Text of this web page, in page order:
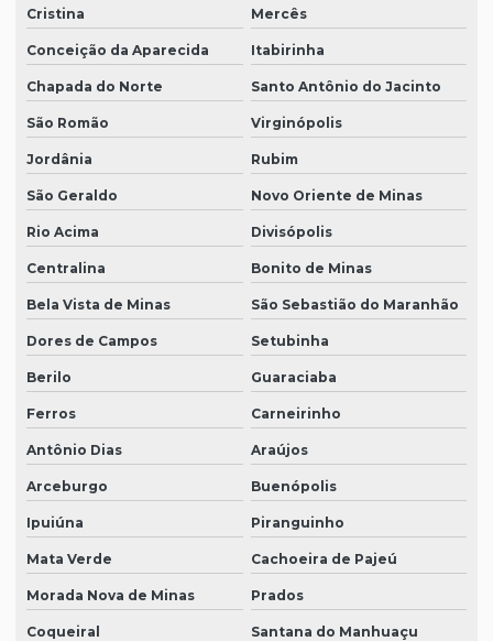
Cristina Mercês
Conceição da Aparecida Itabirinha
Chapada do Norte Santo Antônio do Jacinto
São Romão Virginópolis
Jordânia Rubim
São Geraldo Novo Oriente de Minas
Rio Acima Divisópolis
Centralina Bonito de Minas
Bela Vista de Minas São Sebastião do Maranhão
Dores de Campos Setubinha
Berilo Guaraciaba
Ferros Carneirinho
Antônio Dias Araújos
Arceburgo Buenópolis
Ipuiúna Piranguinho
Mata Verde Cachoeira de Pajeú
Morada Nova de Minas Prados
Coqueiral Santana do Manhuaçu